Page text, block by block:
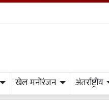
खेल मनोरंजन अंतर्राष्ट्रीय